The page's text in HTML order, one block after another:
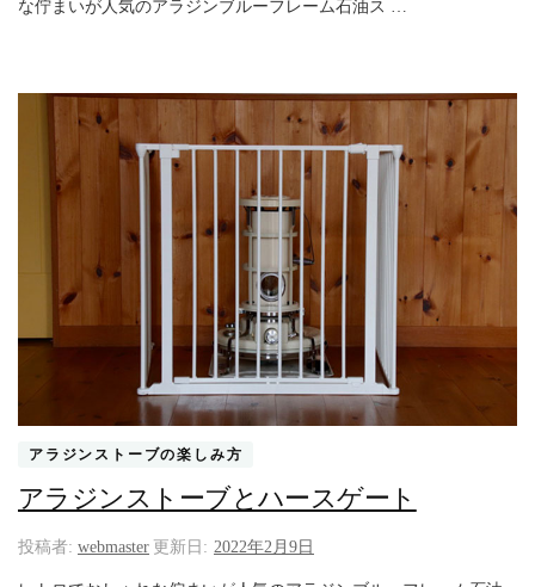
な佇まいが人気のアラジンブルーフレーム石油ス …
アラジンストーブの楽しみ方
アラジンストーブとハースゲート
投稿者: webmaster 更新日: 2022年2月9日